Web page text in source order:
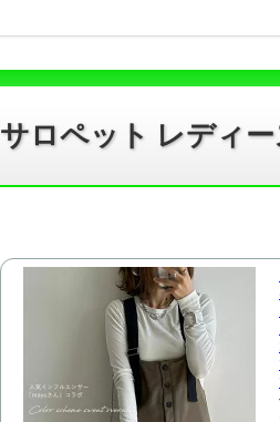
サロペット レディ